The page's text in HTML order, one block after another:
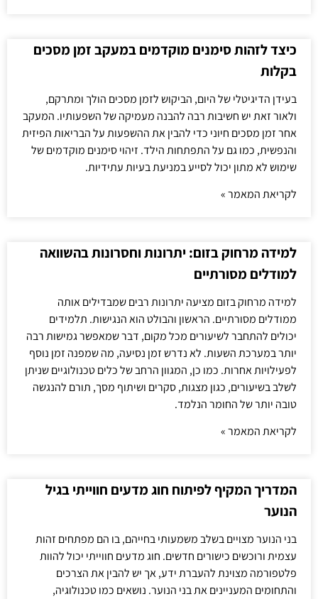
כיצד לזהות סימנים מוקדמים במעקב זמן מסכים
בקלות
בעידן הדיגיטלי של היום, הביקוש לזמן מסכים הולך ומתרקם,
ולאור זאת יש חשיבות רבה להבנה מעמיקה של השפעותיו. המעקב
אחר זמן מסכים חיוני כדי להבין את ההשפעות על הבריאות הפיזית
והנפשית, כמו גם על התפתחות הילד. זיהוי סימנים מוקדמים של
שימוש לא מתון יכול לסייע במניעת בעיות עתידיות.
לקריאת המאמר »
למידה מרחוק בזום: יתרונות וחסרונות בהשוואה
למודלים מסורתיים
למידה מרחוק בזום מציעה יתרונות רבים שמבדילים אותה
ממודלים מסורתיים. הראשון והבולט הוא הנגישות. תלמידים
יכולים להתחבר לשיעורים מכל מקום, דבר שמאפשר גמישות רבה
יותר במערכת השעות. לא נדרש זמן נסיעה, מה שמפנה זמן נוסף
לפעילויות אחרות. כמו כן, המגוון הרחב של כלים טכנולוגיים שניתן
לשלב בשיעורים, כגון מצגות, סקרים ושיתוף מסך, תורם להנגשה
טובה יותר של החומר הנלמד.
לקריאת המאמר »
המדריך המקיף לפיתוח חוג מדעים חווייתי בגיל
הנוער
בני הנוער מצויים בשלב משמעותי בחייהם, בו הם מפתחים זהות
עצמית ורוכשים כישורים חדשים. חוג מדעים חווייתי יכול להוות
פלטפורמה מצוינת להעברת ידע, אך יש להבין את הצרכים
והתחומים המעניינים את בני הנוער. נושאים כמו טכנולוגיה,